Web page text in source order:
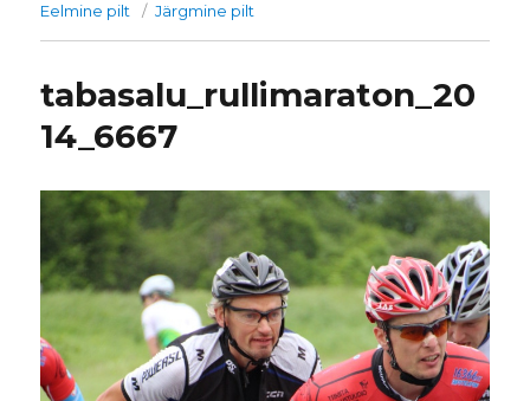
Eelmine pilt Järgmine pilt
tabasalu_rullimaraton_20
14_6667